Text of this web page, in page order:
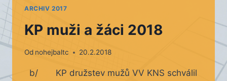
ARCHIV 2017
KP muži a žáci 2018
Od nohejbaltc 20.2.2018
b/ KP družstev mužů VV KNS schválil